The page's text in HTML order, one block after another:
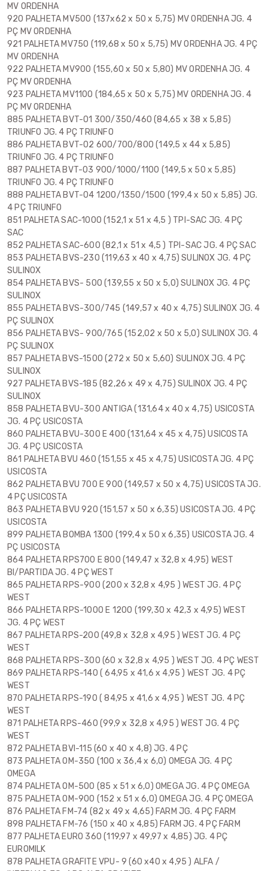
MV ORDENHA
920 PALHETA MV500 (137x62 x 50 x 5,75) MV ORDENHA JG. 4
PÇ MV ORDENHA
921 PALHETA MV750 (119,68 x 50 x 5,75) MV ORDENHA JG. 4 PÇ
MV ORDENHA
922 PALHETA MV900 (155,60 x 50 x 5,80) MV ORDENHA JG. 4
PÇ MV ORDENHA
923 PALHETA MV1100 (184,65 x 50 x 5,75) MV ORDENHA JG. 4
PÇ MV ORDENHA
885 PALHETA BVT-01 300/350/460 (84,65 x 38 x 5,85)
TRIUNFO JG. 4 PÇ TRIUNFO
886 PALHETA BVT-02 600/700/800 (149,5 x 44 x 5,85)
TRIUNFO JG. 4 PÇ TRIUNFO
887 PALHETA BVT-03 900/1000/1100 (149,5 x 50 x 5,85)
TRIUNFO JG. 4 PÇ TRIUNFO
888 PALHETA BVT-04 1200/1350/1500 (199,4 x 50 x 5,85) JG.
4 PÇ TRIUNFO
851 PALHETA SAC-1000 (152,1 x 51 x 4,5 ) TPI-SAC JG. 4 PÇ
SAC
852 PALHETA SAC-600 (82,1 x 51 x 4,5 ) TPI-SAC JG. 4 PÇ SAC
853 PALHETA BVS-230 (119,63 x 40 x 4,75) SULINOX JG. 4 PÇ
SULINOX
854 PALHETA BVS- 500 (139,55 x 50 x 5,0) SULINOX JG. 4 PÇ
SULINOX
855 PALHETA BVS-300/745 (149,57 x 40 x 4,75) SULINOX JG. 4
PÇ SULINOX
856 PALHETA BVS- 900/765 (152,02 x 50 x 5,0) SULINOX JG. 4
PÇ SULINOX
857 PALHETA BVS-1500 (272 x 50 x 5,60) SULINOX JG. 4 PÇ
SULINOX
927 PALHETA BVS-185 (82,26 x 49 x 4,75) SULINOX JG. 4 PÇ
SULINOX
858 PALHETA BVU-300 ANTIGA (131,64 x 40 x 4,75) USICOSTA
JG. 4 PÇ USICOSTA
860 PALHETA BVU-300 E 400 (131,64 x 45 x 4,75) USICOSTA
JG. 4 PÇ USICOSTA
861 PALHETA BVU 460 (151,55 x 45 x 4,75) USICOSTA JG. 4 PÇ
USICOSTA
862 PALHETA BVU 700 E 900 (149,57 x 50 x 4,75) USICOSTA JG.
4 PÇ USICOSTA
863 PALHETA BVU 920 (151,57 x 50 x 6,35) USICOSTA JG. 4 PÇ
USICOSTA
899 PALHETA BOMBA 1300 (199,4 x 50 x 6,35) USICOSTA JG. 4
PÇ USICOSTA
864 PALHETA RPS700 E 800 (149,47 x 32,8 x 4,95) WEST
BI/PARTIDA JG. 4 PÇ WEST
865 PALHETA RPS-900 (200 x 32,8 x 4,95 ) WEST JG. 4 PÇ
WEST
866 PALHETA RPS-1000 E 1200 (199,30 x 42,3 x 4,95) WEST
JG. 4 PÇ WEST
867 PALHETA RPS-200 (49,8 x 32,8 x 4,95 ) WEST JG. 4 PÇ
WEST
868 PALHETA RPS-300 (60 x 32,8 x 4,95 ) WEST JG. 4 PÇ WEST
869 PALHETA RPS-140 ( 64,95 x 41,6 x 4,95 ) WEST JG. 4 PÇ
WEST
870 PALHETA RPS-190 ( 84,95 x 41,6 x 4,95 ) WEST JG. 4 PÇ
WEST
871 PALHETA RPS-460 (99,9 x 32,8 x 4,95 ) WEST JG. 4 PÇ
WEST
872 PALHETA BVI-115 (60 x 40 x 4,8) JG. 4 PÇ
873 PALHETA OM-350 (100 x 36,4 x 6,0) OMEGA JG. 4 PÇ
OMEGA
874 PALHETA OM-500 (85 x 51 x 6,0) OMEGA JG. 4 PÇ OMEGA
875 PALHETA OM-900 (152 x 51 x 6,0) OMEGA JG. 4 PÇ OMEGA
876 PALHETA FM-74 (82 x 49 x 4,65) FARM JG. 4 PÇ FARM
898 PALHETA FM-76 (150 x 40 x 4,85) FARM JG. 4 PÇ FARM
877 PALHETA EURO 360 (119,97 x 49,97 x 4,85) JG. 4 PÇ
EUROMILK
878 PALHETA GRAFITE VPU- 9 (60 x40 x 4,95 ) ALFA /